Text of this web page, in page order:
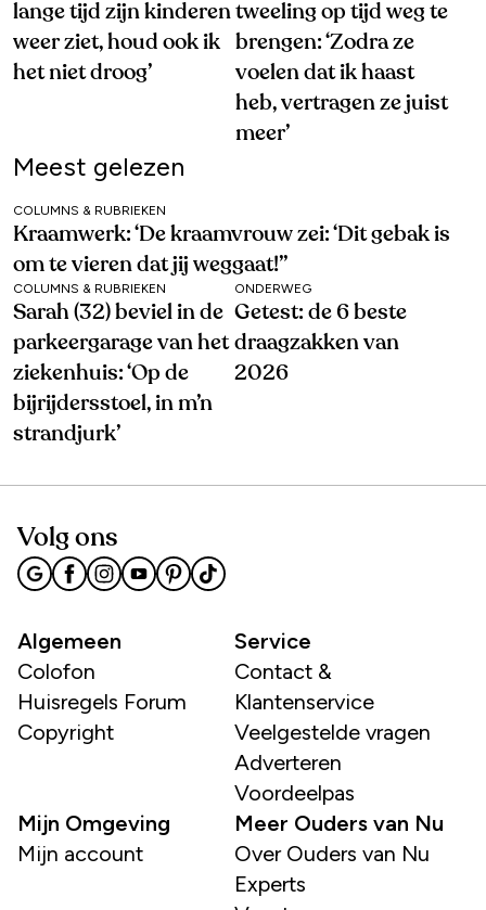
lange tijd zijn kinderen
weer ziet, houd ook ik
het niet droog’
tweeling op tijd weg te
brengen: ‘Zodra ze
voelen dat ik haast
heb, vertragen ze juist
meer’
Meest gelezen
COLUMNS & RUBRIEKEN
Kraamwerk: ‘De kraamvrouw zei: ‘Dit gebak is
om te vieren dat jij weggaat!’’
COLUMNS & RUBRIEKEN
Sarah (32) beviel in de
parkeergarage van het
ziekenhuis: ‘Op de
bijrijdersstoel, in m’n
strandjurk’
ONDERWEG
Getest: de 6 beste
draagzakken van
2026
Volg ons
Algemeen
Colofon
Huisregels Forum
Copyright
Service
Contact &
Klantenservice
Veelgestelde vragen
Adverteren
Voordeelpas
Mijn Omgeving
Mijn account
Meer Ouders van Nu
Over Ouders van Nu
Experts